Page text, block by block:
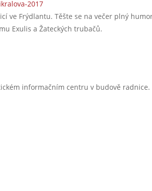
ve Frýdlantu. Těšte se na večer plný
Exulis a Žateckých trubačů.
informačním centru v budově radnice.